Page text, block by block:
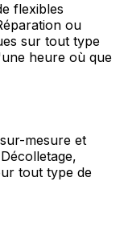
flexibles
ou
sur tout type
heure où que
mesure et
tout type de